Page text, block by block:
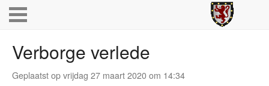
Verborge verlede
Geplaatst op vrijdag 27 maart 2020 om 14:34